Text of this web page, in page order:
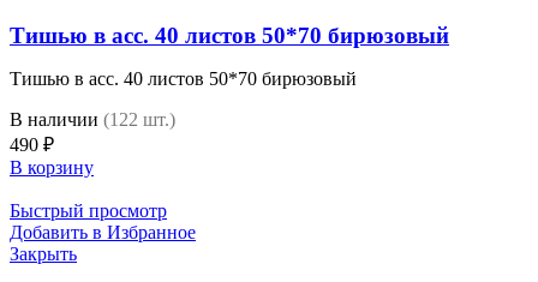
Тишью в асс. 40 листов 50*70 бирюзовый
Тишью в асс. 40 листов 50*70 бирюзовый
В наличии (122 шт.)
490 ₽
В корзину
Быстрый просмотр
Добавить в Избранное
Закрыть